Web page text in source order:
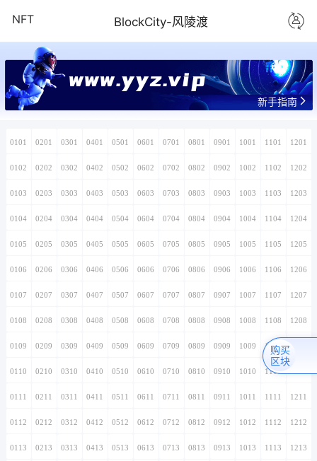
NFT BlockCity-风陵渡
新手指南
0101 0201 0301 0401 0501 0601 0701 0801 0901 1001 1101 1201
0102 0202 0302 0402 0502 0602 0702 0802 0902 1002 1102 1202
0103 0203 0303 0403 0503 0603 0703 0803 0903 1003 1103 1203
0104 0204 0304 0404 0504 0604 0704 0804 0904 1004 1104 1204
0105 0205 0305 0405 0505 0605 0705 0805 0905 1005 1105 1205
0106 0206 0306 0406 0506 0606 0706 0806 0906 1006 1106 1206
0107 0207 0307 0407 0507 0607 0707 0807 0907 1007 1107 1207
0108 0208 0308 0408 0508 0608 0708 0808 0908 1008 1108 1208
0109 0209 0309 0409 0509 0609 0709 0809 0909 1009 1109
0110 0210 0310 0410 0510 0610 0710 0810 0910 1010 1110
0111 0211 0311 0411 0511 0611 0711 0811 0911 1011 1111 1211
0112 0212 0312 0412 0512 0612 0712 0812 0912 1012 1112 1212
0113 0213 0313 0413 0513 0613 0713 0813 0913 1013 1113 1213
购买
区块